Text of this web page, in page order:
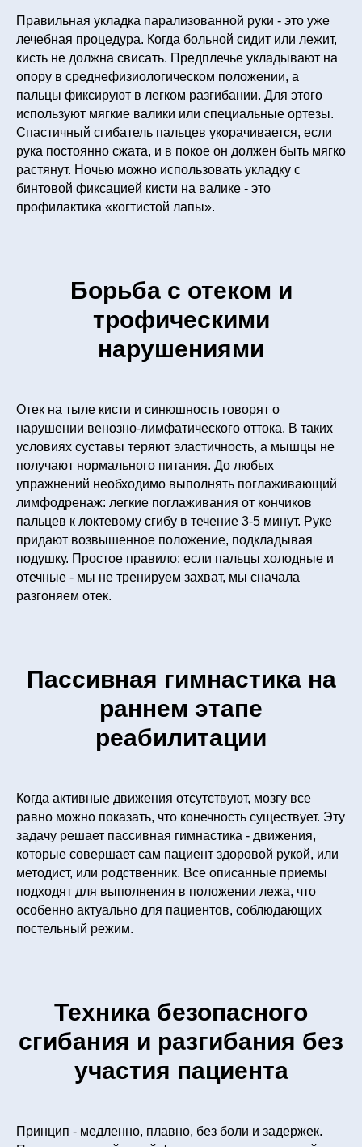
Правильная укладка парализованной руки - это уже
лечебная процедура. Когда больной сидит или лежит,
кисть не должна свисать. Предплечье укладывают на
опору в среднефизиологическом положении, а
пальцы фиксируют в легком разгибании. Для этого
используют мягкие валики или специальные ортезы.
Спастичный сгибатель пальцев укорачивается, если
рука постоянно сжата, и в покое он должен быть мягко
растянут. Ночью можно использовать укладку с
бинтовой фиксацией кисти на валике - это
профилактика «когтистой лапы».
Борьба с отеком и
трофическими
нарушениями
Отек на тыле кисти и синюшность говорят о
нарушении венозно-лимфатического оттока. В таких
условиях суставы теряют эластичность, а мышцы не
получают нормального питания. До любых
упражнений необходимо выполнять поглаживающий
лимфодренаж: легкие поглаживания от кончиков
пальцев к локтевому сгибу в течение 3-5 минут. Руке
придают возвышенное положение, подкладывая
подушку. Простое правило: если пальцы холодные и
отечные - мы не тренируем захват, мы сначала
разгоняем отек.
Пассивная гимнастика на
раннем этапе
реабилитации
Когда активные движения отсутствуют, мозгу все
равно можно показать, что конечность существует. Эту
задачу решает пассивная гимнастика - движения,
которые совершает сам пациент здоровой рукой, или
методист, или родственник. Все описанные приемы
подходят для выполнения в положении лежа, что
особенно актуально для пациентов, соблюдающих
постельный режим.
Техника безопасного
сгибания и разгибания без
участия пациента
Принцип - медленно, плавно, без боли и задержек.